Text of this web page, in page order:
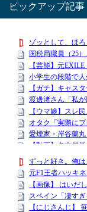
ピックアップ記事